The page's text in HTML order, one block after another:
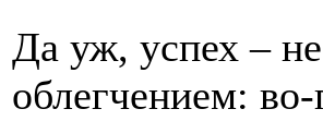
Да уж, успех –
облегчением: